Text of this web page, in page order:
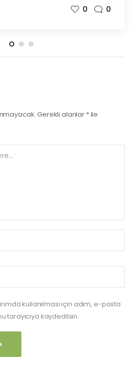
0 0
Gerekli alanlar *ile
kullanılması için adım, e-posta
tarayıcıya kaydedilsin.